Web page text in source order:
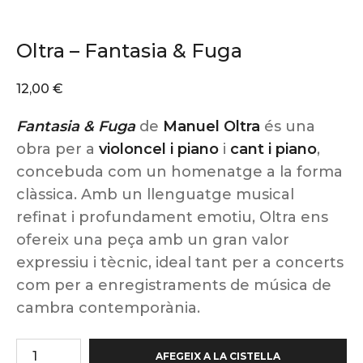
Oltra – Fantasia & Fuga
12,00 €
Fantasia & Fuga de Manuel Oltra és una
obra per a violoncel i piano i cant i piano,
concebuda com un homenatge a la forma
clàssica. Amb un llenguatge musical
refinat i profundament emotiu, Oltra ens
ofereix una peça amb un gran valor
expressiu i tècnic, ideal tant per a concerts
com per a enregistraments de música de
cambra contemporània.
AFEGEIX A LA CISTELLA